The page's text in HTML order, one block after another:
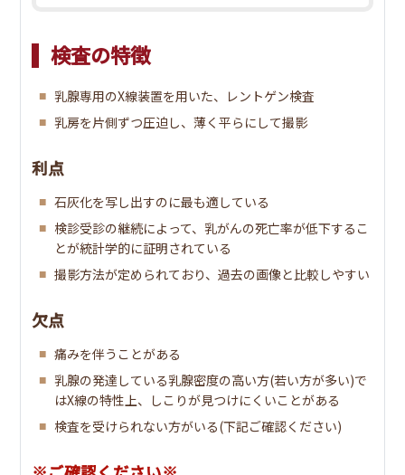
総コレステロール・LDLコレステロール・HDLコレステロ
ール・中性脂肪(TG)・nonHDLコレステロール
空腹時血糖・HbA1c
肝機能
AST(GOT)・ALT(GPT)・γ－GTP
貧血
赤血球数・血色素量(ヘモグロビン)・ヘマトクリット
白血球数・血小板数
腫瘍マーカー
CA-125(卵巣・子宮)
心電図
検査の特徴
乳腺専用のX線装置を用いた、レントゲン検査
乳房を片側ずつ圧迫し、薄く平らにして撮影
利点
石灰化を写し出すのに最も適している
検診受診の継続によって、乳がんの死亡率が低下するこ
とが統計学的に証明されている
撮影方法が定められており、過去の画像と比較しやすい
欠点
痛みを伴うことがある
乳腺の発達している乳腺密度の高い方(若い方が多い)で
はX線の特性上、しこりが見つけにくいことがある
検査を受けられない方がいる(下記ご確認ください)